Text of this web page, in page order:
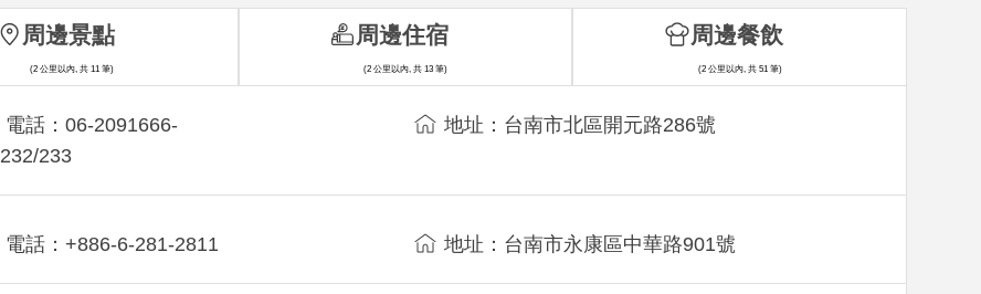
電話：06-2091666-
232/233
地址：台南市北區開元路286號
電話：+886-6-281-2811 地址：台南市永康區中華路901號
周邊景點
(2 公里以內, 共 11 筆)
周邊住宿
(2 公里以內, 共 13 筆)
周邊餐飲
(2 公里以內, 共 51 筆)